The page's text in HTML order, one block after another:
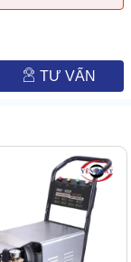
TƯ VẤN